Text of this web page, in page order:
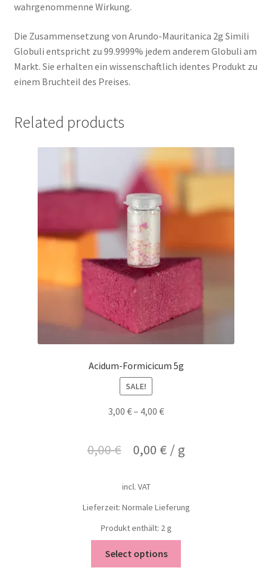
wahrgenommenne Wirkung.
Die Zusammensetzung von Arundo-Mauritanica 2g Simili
Globuli entspricht zu 99.9999% jedem anderem Globuli am
Markt. Sie erhalten ein wissenschaftlich identes Produkt zu
einem Bruchteil des Preises.
Related products
Acidum-Formicicum 5g
SALE!
3,00 €– 4,00 €
0,00€ 0,00 € / g
incl. VAT
Lieferzeit: Normale Lieferung
Produkt enthält: 2g
Select options